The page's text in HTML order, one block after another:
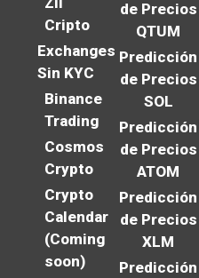
Cripto
Exchanges
Sin KYC
Binance
Trading
Cosmos
Crypto
Crypto
Calendar
(Coming
soon)
de Precios
QTUM
Predicción
de Precios
SOL
Predicción
de Precios
ATOM
Predicción
de Precios
XLM
Predicción